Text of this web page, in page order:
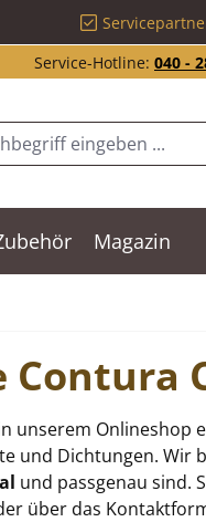
Service-Hotline: 040 -
Magazin
unserem Onlineshop
und Dichtungen. Wir
und passgenau sind.
über das